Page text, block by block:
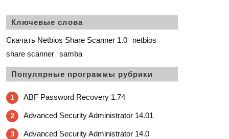
Ключевые слова
Скачать Netbios Share Scanner 1.0
netbios
share scanner samba
Популярные программы рубрики
1 ABF Password Recovery 1.74
2 Advanced Security Administrator 14.01
3 Advanced Security Administrator 14.0